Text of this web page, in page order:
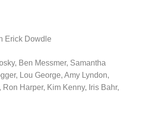
Erick Dowdle
Ben Messmer, Samantha
Lou George, Amy Lyndon,
Harper, Kim Kenny, Iris Bahr,